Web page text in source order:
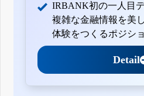
IRBANK初の一人目
複雑な金融情報を美
体験をつくるポジシ
Detail